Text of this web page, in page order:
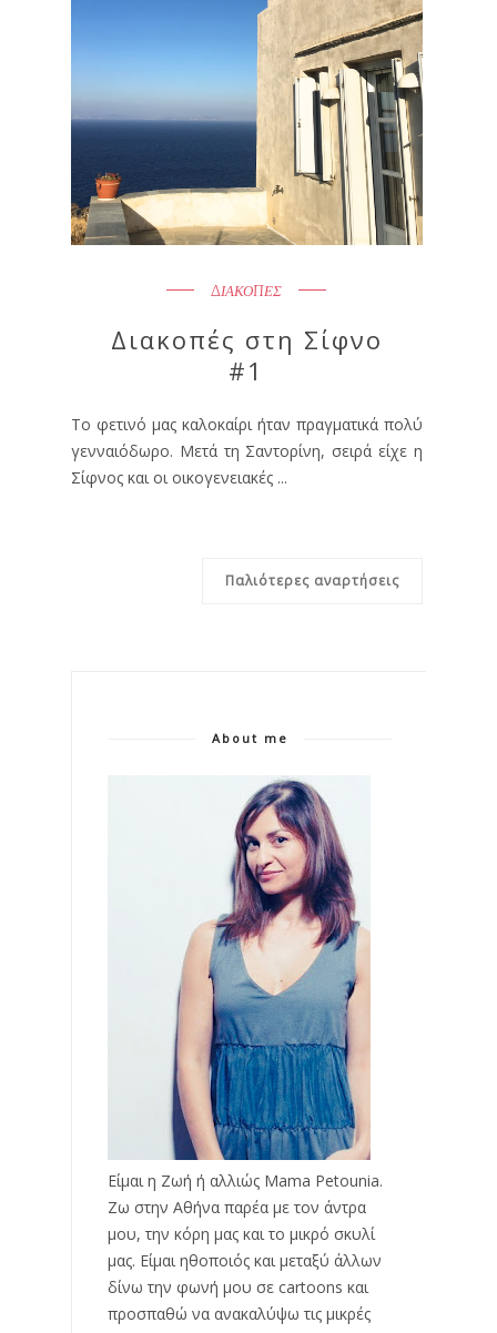
ΔΙΑΚΟΠΕΣ
Διακοπές στη Σίφνο
#1
Το φετινό μας καλοκαίρι ήταν πραγματικά πολύ
γενναιόδωρο. Μετά τη Σαντορίνη, σειρά είχε η
Σίφνος και οι οικογενειακές ...
Παλιότερες αναρτήσεις
About me
Είμαι η Ζωή ή αλλιώς Mama Petounia.
Ζω στην Αθήνα παρέα με τον άντρα
μου, την κόρη μας και το μικρό σκυλί
μας. Είμαι ηθοποιός και μεταξύ άλλων
δίνω την φωνή μου σε cartoons και
προσπαθώ να ανακαλύψω τις μικρές